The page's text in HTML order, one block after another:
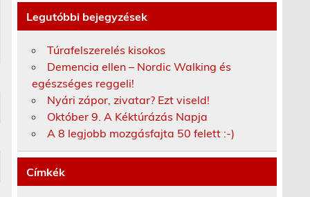
Legutóbbi bejegyzések
Túrafelszerelés kisokos
Demencia ellen – Nordic Walking és
egészséges reggeli!
Nyári zápor, zivatar? Ezt viseld!
Október 9. A Kéktúrázás Napja
A 8 legjobb mozgásfajta 50 felett :-)
Címkék